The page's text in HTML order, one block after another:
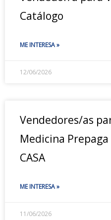
Catálogo
ME INTERESA »
12/06/2026
Vendedores/as
Medicina Prepaga
CASA
ME INTERESA »
11/06/2026